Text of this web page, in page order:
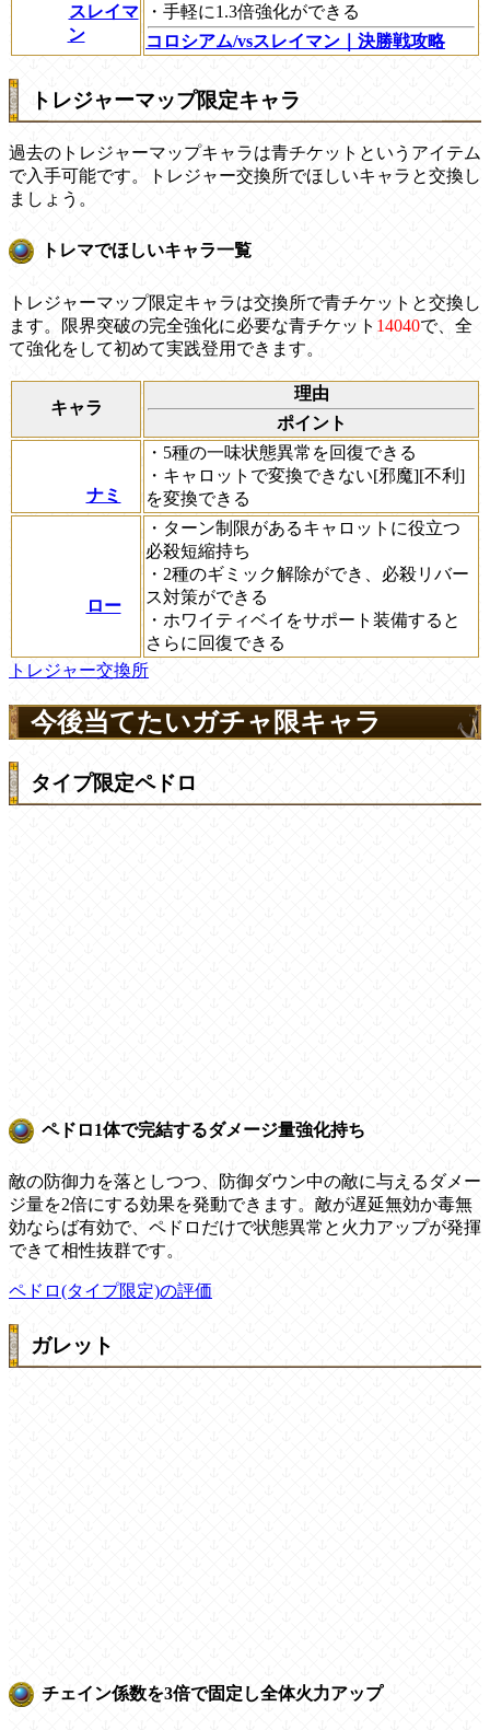
スレイマ
ン
・手軽に1.3倍強化ができる
コロシアム/vsスレイマン｜決勝戦攻略
トレジャーマップ限定キャラ
過去のトレジャーマップキャラは青チケットというアイテム
で入手可能です。トレジャー交換所でほしいキャラと交換し
ましょう。
トレマでほしいキャラ一覧
トレジャーマップ限定キャラは交換所で青チケットと交換し
ます。限界突破の完全強化に必要な青チケット 14040で、全
て強化をして初めて実践登用できます。
キャラ
理由
ポイント
ナミ
・5種の一味状態異常を回復できる
・キャロットで変換できない[邪魔][不利]
を変換できる
ロー
・ターン制限があるキャロットに役立つ
必殺短縮持ち
・2種のギミック解除ができ、必殺リバー
ス対策ができる
・ホワイティベイをサポート装備すると
さらに回復できる
トレジャー交換所
今後当てたいガチャ限キャラ
タイプ限定ペドロ
ペドロ1体で完結するダメージ量強化持ち
敵の防御力を落としつつ、防御ダウン中の敵に与えるダメー
ジ量を2倍にする効果を発動できます。敵が遅延無効か毒無
効ならば有効で、ペドロだけで状態異常と火力アップが発揮
できて相性抜群です。
ペドロ(タイプ限定)の評価
ガレット
チェイン係数を3倍で固定し全体火力アップ